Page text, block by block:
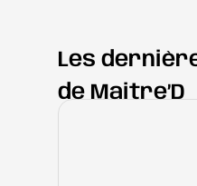
Les
de Maitre’D